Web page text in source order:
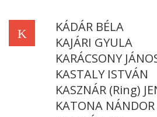
K
KÁDÁR BÉLA
KAJÁRI GYULA
KARÁCSONY
KASTALY ISTVÁN
KASZNÁR (Ring)
KATONA NÁNDOR